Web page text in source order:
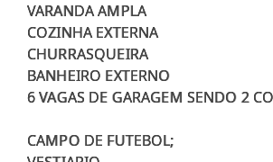
VARANDA AMPLA
COZINHA EXTERNA
CHURRASQUEIRA
BANHEIRO EXTERNO
6 VAGAS DE GARAGEM SENDO 2
CAMPO DE FUTEBOL;